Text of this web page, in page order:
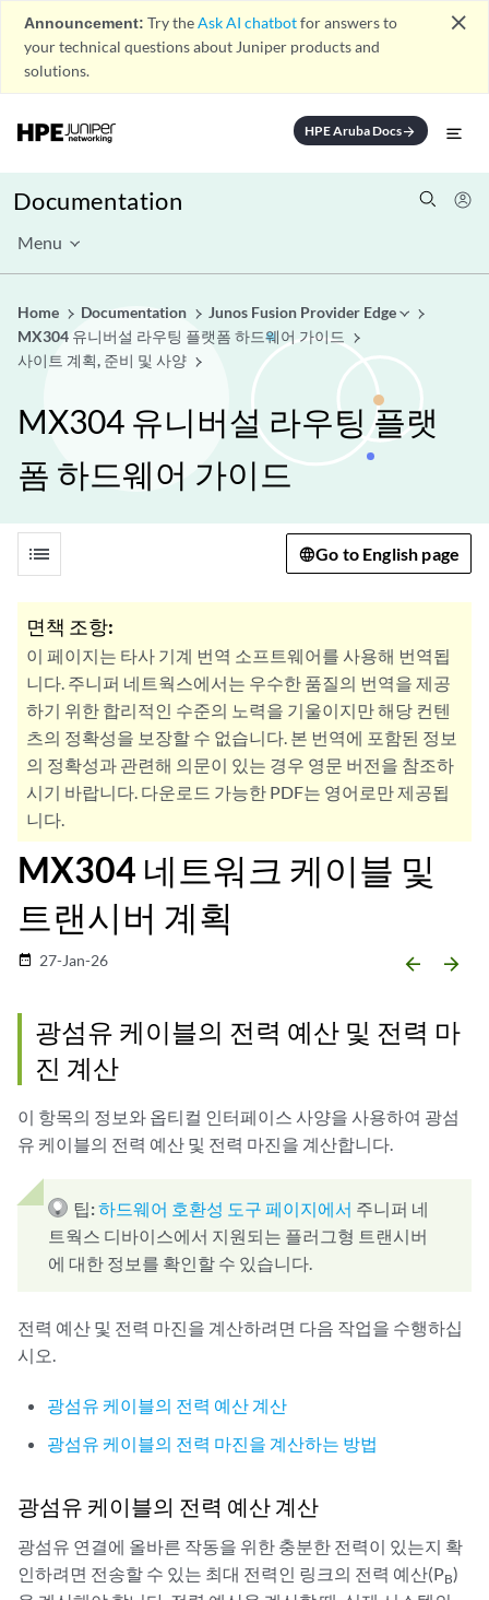
Announcement: Try theAsk AI chatbotfor answers to
your technical questions about Juniper products and
solutions.
close
HPE Aruba Docsarrow_forward
Documentation
Menu
Home Documentation
Junos Fusion Provider Edge
MX304 유니버설 라우팅 플랫폼 하드웨어 가이드
사이트 계획, 준비 및 사양
MX304 유니버설 라우팅 플랫
폼 하드웨어 가이드
list Go to English page
면책 조항:
이 페이지는 타사 기계 번역 소프트웨어를 사용해 번역됩
니다. 주니퍼 네트웍스에서는 우수한 품질의 번역을 제공
하기 위한 합리적인 수준의 노력을 기울이지만 해당 컨텐
츠의 정확성을 보장할 수 없습니다. 본 번역에 포함된 정보
의 정확성과 관련해 의문이 있는 경우 영문 버전을 참조하
시기 바랍니다. 다운로드 가능한 PDF는 영어로만 제공됩
니다.
MX304 네트워크 케이블 및
트랜시버 계획
date_range 27-Jan-26 arrow_backward arrow_forward
광섬유 케이블의 전력 예산 및 전력 마
진 계산
이 항목의 정보와 옵티컬 인터페이스 사양을 사용하여 광섬
유 케이블의 전력 예산 및 전력 마진을 계산합니다.
팁:하드웨어 호환성 도구 페이지에서 주니퍼 네
트웍스 디바이스에서 지원되는 플러그형 트랜시버
에 대한 정보를 확인할 수 있습니다.
전력 예산 및 전력 마진을 계산하려면 다음 작업을 수행하십
시오.
광섬유 케이블의 전력 예산 계산
광섬유 케이블의 전력 마진을 계산하는 방법
광섬유 케이블의 전력 예산 계산
광섬유 연결에 올바른 작동을 위한 충분한 전력이 있는지 확
인하려면 전송할 수 있는 최대 전력인 링크의 전력 예산(PB)